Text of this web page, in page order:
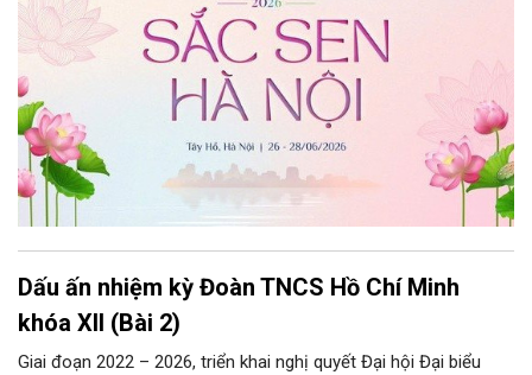
Dấu ấn nhiệm kỳ Đoàn TNCS Hồ Chí Minh
khóa XII (Bài 2)
Giai đoạn 2022 – 2026, triển khai nghị quyết Đại hội Đại biểu